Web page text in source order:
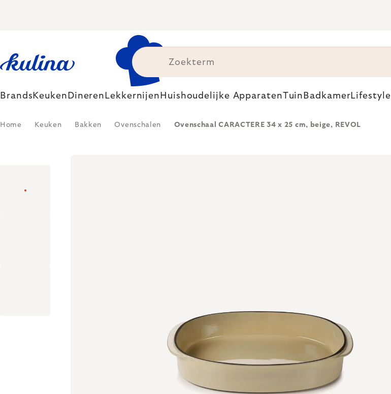
Brands Keuken Dineren Lekkernijen Huishoudelijke ApparatenTuin BadkamerLifestyle
Home Keuken Bakken Ovenschalen Ovenschaal CARACTERE 34 x 25 cm, beige, REVOL